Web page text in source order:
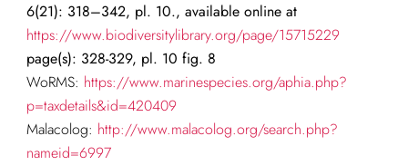
6(21): 318–342, pl. 10., available online at
https://www.biodiversitylibrary.org/page/15715229
page(s): 328-329, pl. 10 fig. 8
WoRMS: https://www.marinespecies.org/aphia.php?
p=taxdetails&id=420409
Malacolog: http://www.malacolog.org/search.php?
nameid=6997